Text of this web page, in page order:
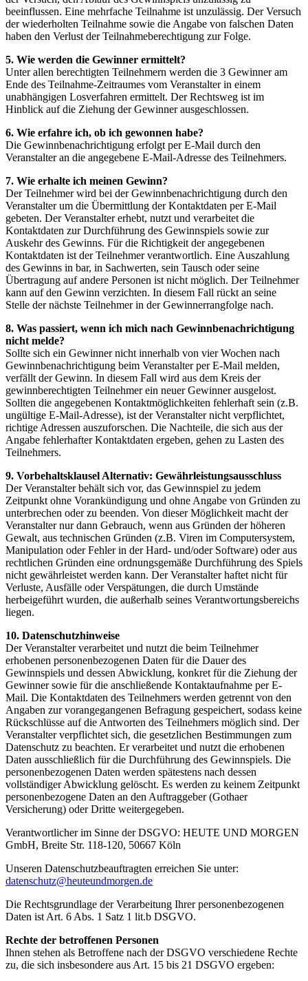
beeinflussen. Eine mehrfache Teilnahme ist unzulässig. Der Versuch
der wiederholten Teilnahme sowie die Angabe von falschen Daten
haben den Verlust der Teilnahmeberechtigung zur Folge.
5. Wie werden die Gewinner ermittelt?
Unter allen berechtigten Teilnehmern werden die 3 Gewinner am
Ende des Teilnahme-Zeitraumes vom Veranstalter in einem
unabhängigen Losverfahren ermittelt. Der Rechtsweg ist im
Hinblick auf die Ziehung der Gewinner ausgeschlossen.
6. Wie erfahre ich, ob ich gewonnen habe?
Die Gewinnbenachrichtigung erfolgt per E-Mail durch den
Veranstalter an die angegebene E-Mail-Adresse des Teilnehmers.
7. Wie erhalte ich meinen Gewinn?
Der Teilnehmer wird bei der Gewinnbenachrichtigung durch den
Veranstalter um die Übermittlung der Kontaktdaten per E-Mail
gebeten. Der Veranstalter erhebt, nutzt und verarbeitet die
Kontaktdaten zur Durchführung des Gewinnspiels sowie zur
Auskehr des Gewinns. Für die Richtigkeit der angegebenen
Kontaktdaten ist der Teilnehmer verantwortlich. Eine Auszahlung
des Gewinns in bar, in Sachwerten, sein Tausch oder seine
Übertragung auf andere Personen ist nicht möglich. Der Teilnehmer
kann auf den Gewinn verzichten. In diesem Fall rückt an seine
Stelle der nächste Teilnehmer in der Gewinnerrangfolge nach.
8. Was passiert, wenn ich mich nach Gewinnbenachrichtigung
nicht melde?
Sollte sich ein Gewinner nicht innerhalb von vier Wochen nach
Gewinnbenachrichtigung beim Veranstalter per E-Mail melden,
verfällt der Gewinn. In diesem Fall wird aus dem Kreis der
gewinnberechtigten Teilnehmer ein neuer Gewinner ausgelost.
Sollten die angegebenen Kontaktmöglichkeiten fehlerhaft sein (z.B.
ungültige E-Mail-Adresse), ist der Veranstalter nicht verpflichtet,
richtige Adressen auszuforschen. Die Nachteile, die sich aus der
Angabe fehlerhafter Kontaktdaten ergeben, gehen zu Lasten des
Teilnehmers.
9. Vorbehaltsklausel Alternativ: Gewährleistungsausschluss
Der Veranstalter behält sich vor, das Gewinnspiel zu jedem
Zeitpunkt ohne Vorankündigung und ohne Angabe von Gründen zu
unterbrechen oder zu beenden. Von dieser Möglichkeit macht der
Veranstalter nur dann Gebrauch, wenn aus Gründen der höheren
Gewalt, aus technischen Gründen (z.B. Viren im Computersystem,
Manipulation oder Fehler in der Hard- und/oder Software) oder aus
rechtlichen Gründen eine ordnungsgemäße Durchführung des Spiels
nicht gewährleistet werden kann. Der Veranstalter haftet nicht für
Verluste, Ausfälle oder Verspätungen, die durch Umstände
herbeigeführt wurden, die außerhalb seines Verantwortungsbereichs
liegen.
10. Datenschutzhinweise
Der Veranstalter verarbeitet und nutzt die beim Teilnehmer
erhobenen personenbezogenen Daten für die Dauer des
Gewinnspiels und dessen Abwicklung, konkret für die Ziehung der
Gewinner sowie für die anschließende Kontaktaufnahme per E-
Mail. Die Kontaktdaten des Teilnehmers werden getrennt von den
Angaben zur vorangegangenen Befragung gespeichert, sodass keine
Rückschlüsse auf die Antworten des Teilnehmers möglich sind. Der
Veranstalter verpflichtet sich, die gesetzlichen Bestimmungen zum
Datenschutz zu beachten. Er verarbeitet und nutzt die erhobenen
Daten ausschließlich für die Durchführung des Gewinnspiels. Die
personenbezogenen Daten werden spätestens nach dessen
vollständiger Abwicklung gelöscht. Es werden zu keinem Zeitpunkt
personenbezogene Daten an den Auftraggeber (Gothaer
Versicherung) oder Dritte weitergegeben.
Verantwortlicher im Sinne der DSGVO: HEUTE UND MORGEN
GmbH, Breite Str. 118-120, 50667 Köln
Unseren Datenschutzbeauftragten erreichen Sie unter:
datenschutz@heuteundmorgen.de
Die Rechtsgrundlage der Verarbeitung Ihrer personenbezogenen
Daten ist Art. 6 Abs. 1 Satz 1 lit.b DSGVO.
Rechte der betroffenen Personen
Ihnen stehen als Betroffene nach der DSGVO verschiedene Rechte
zu, die sich insbesondere aus Art. 15 bis 21 DSGVO ergeben: